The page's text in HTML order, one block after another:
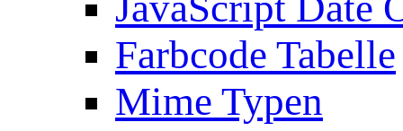
Farbcode Tabelle
Mime Typen